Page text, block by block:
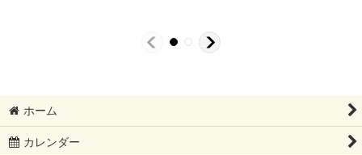
ホーム
カレンダー